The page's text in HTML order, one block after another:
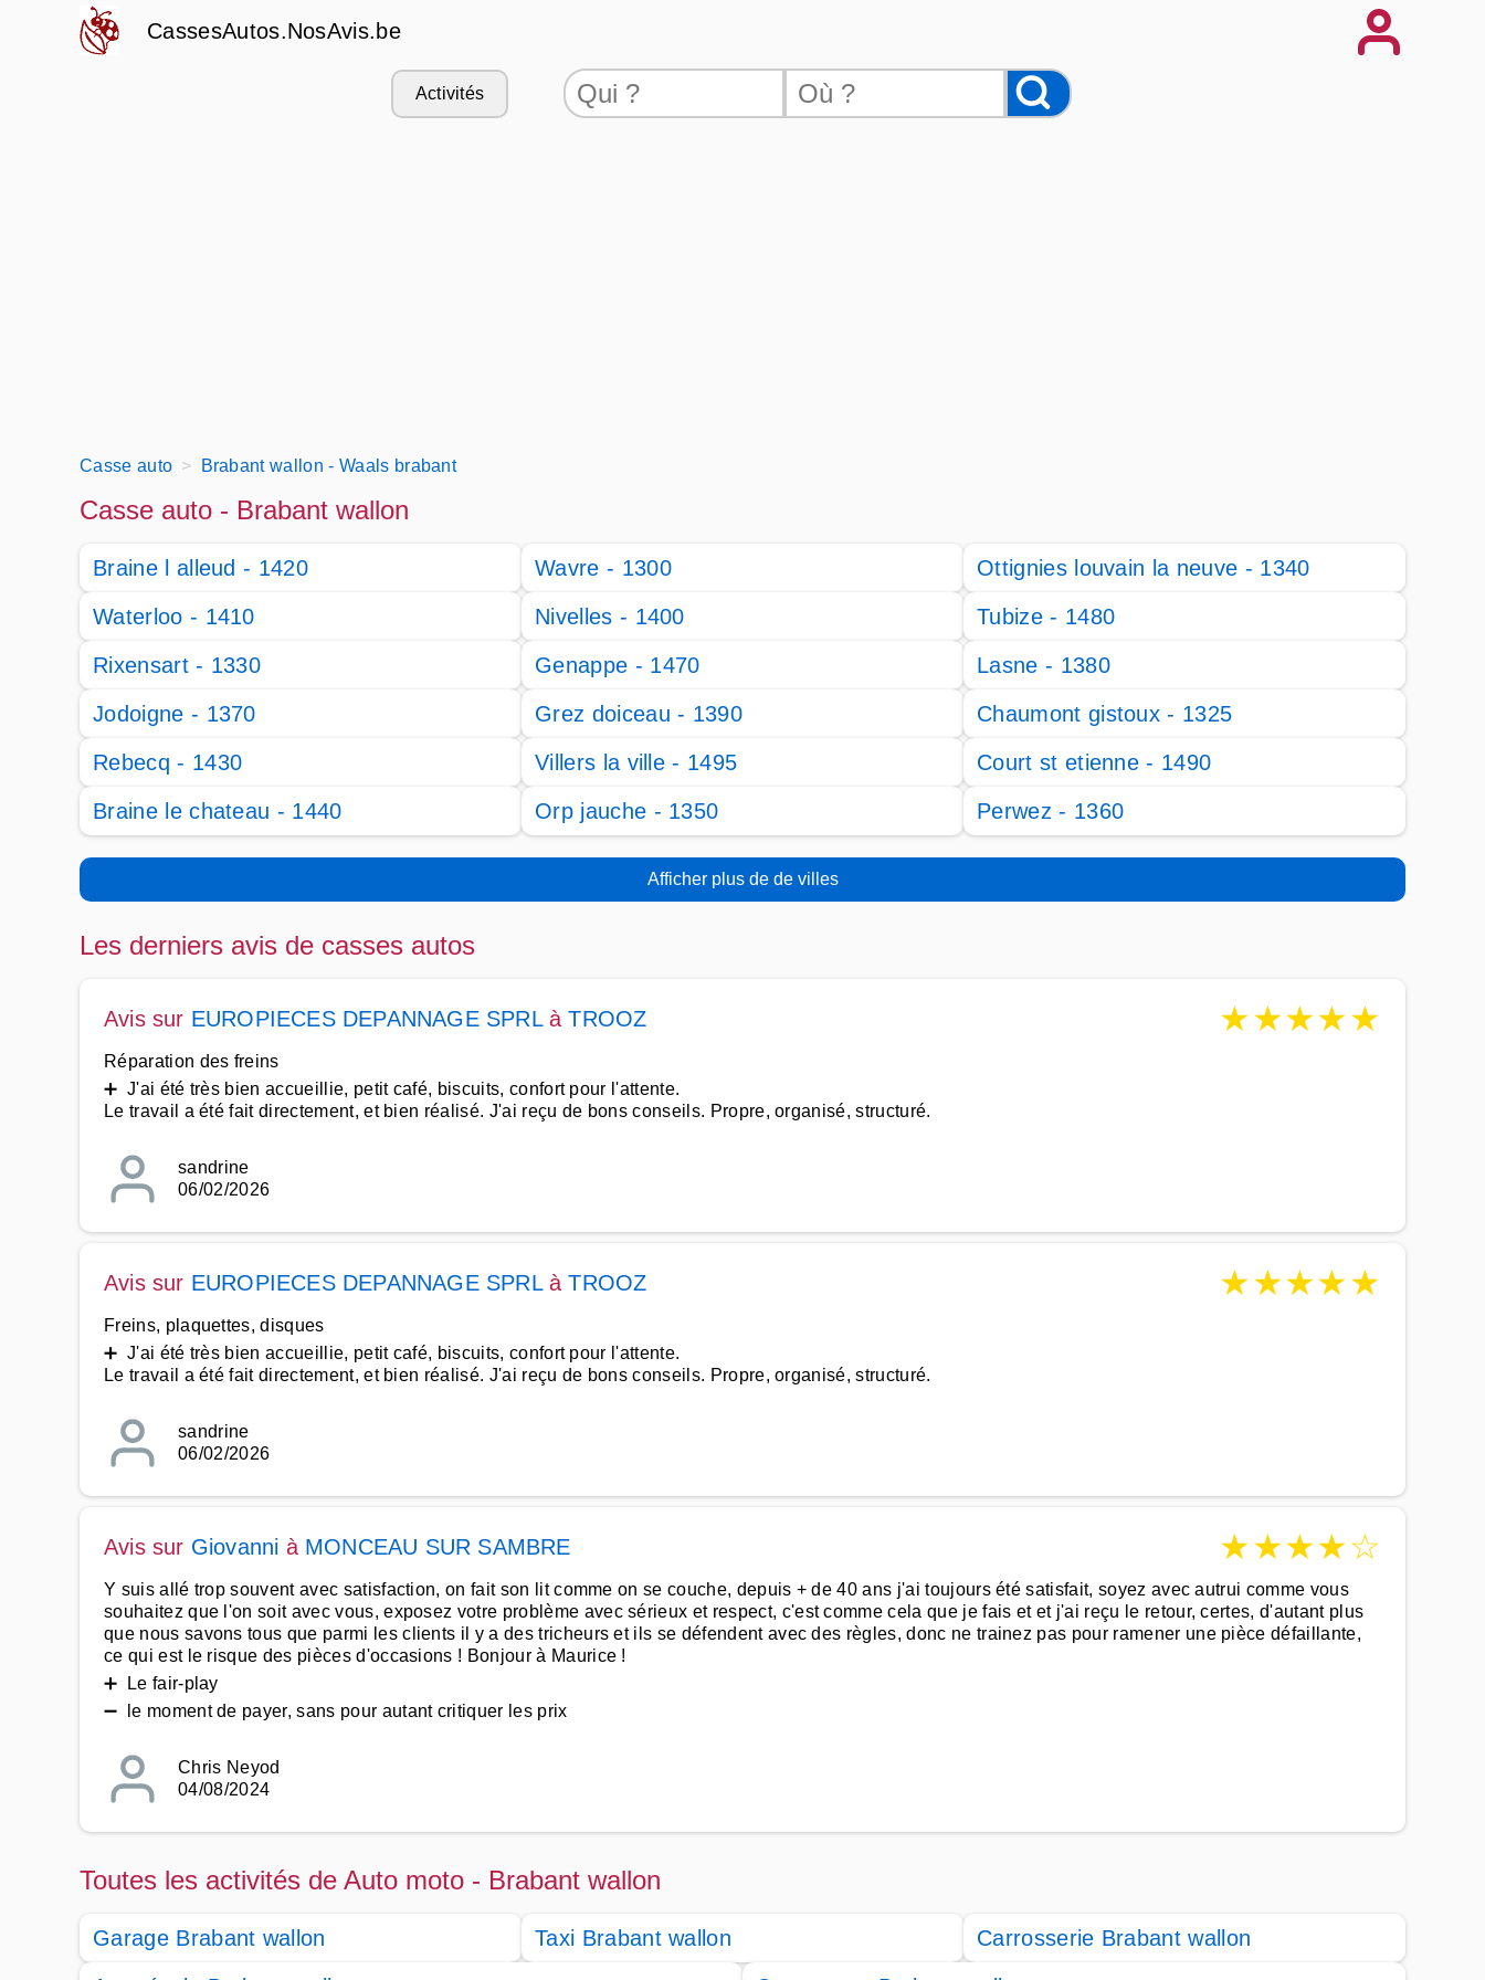
CassesAutos.NosAvis.be
Activités
Casse auto Brabant wallon - Waals brabant
Casse auto - Brabant wallon
Braine l alleud - 1420 Wavre - 1300
Ottignies louvain la neuve - 1340
Waterloo - 1410
Nivelles - 1400
Tubize - 1480
Rixensart - 1330
Genappe - 1470
Lasne - 1380
Jodoigne - 1370
Grez doiceau - 1390
Chaumont gistoux - 1325
Rebecq - 1430
Villers la ville - 1495
Court st etienne - 1490
Braine le chateau - 1440
Orp jauche - 1350 Perwez - 1360
Afficher plus de de villes
Les derniers avis de casses autos
Avis sur EUROPIECES DEPANNAGE SPRLàTROOZ ★★★★★
Réparation des freins
➕ J'ai été très bien accueillie, petit café, biscuits, confort pour l'attente.
Le travail a été fait directement, et bien réalisé. J'ai reçu de bons conseils. Propre, organisé, structuré.
sandrine
06/02/2026
Avis sur EUROPIECES DEPANNAGE SPRLàTROOZ ★★★★★
Freins, plaquettes, disques
➕ J'ai été très bien accueillie, petit café, biscuits, confort pour l'attente.
Le travail a été fait directement, et bien réalisé. J'ai reçu de bons conseils. Propre, organisé, structuré.
sandrine
06/02/2026
Avis sur Giovanni à MONCEAU SUR SAMBRE ★★★★☆
Y suis allé trop souvent avec satisfaction, on fait son lit comme on se couche, depuis + de 40 ans j'ai toujours été satisfait, soyez avec autrui comme vous
souhaitez que l'on soit avec vous, exposez votre problème avec sérieux et respect, c'est comme cela que je fais et et j'ai reçu le retour, certes, d'autant plus
que nous savons tous que parmi les clients il y a des tricheurs et ils se défendent avec des règles, donc ne trainez pas pour ramener une pièce défaillante,
ce qui est le risque des pièces d'occasions ! Bonjour à Maurice !
➕ Le fair-play
➖ le moment de payer, sans pour autant critiquer les prix
Chris Neyod
04/08/2024
Toutes les activités de Auto moto - Brabant wallon
Garage Brabant wallon Taxi Brabant wallon
Carrosserie Brabant wallon